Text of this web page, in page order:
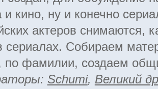
и кино, ну и конечно
актеров снимаются,
сериалах. Собираем
по фамилии, создаем
Schumi, Великий